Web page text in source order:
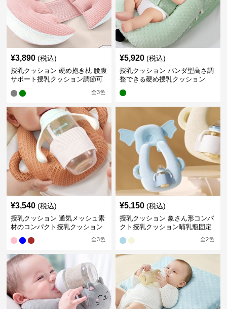
¥3,890 (税込)
授乳クッション 硬め抱き枕 腰腹
サポート授乳クッション調節可
全3色
¥5,920 (税込)
授乳クッション パンダ型高さ調
整できる硬め授乳クッション
¥3,540 (税込)
授乳クッション 通気メッシュ素
材のコンパクト授乳クッション
全3色
¥5,150 (税込)
授乳クッション 象さん形コンパ
クト授乳クッション哺乳瓶固定
全2色